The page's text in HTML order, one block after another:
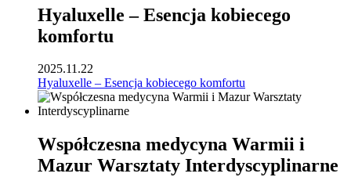
Hyaluxelle – Esencja kobiecego
komfortu
2025.11.22
Hyaluxelle – Esencja kobiecego komfortu
Współczesna medycyna Warmii i
Mazur Warsztaty Interdyscyplinarne